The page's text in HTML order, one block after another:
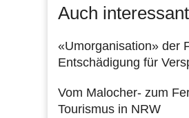
Auch interessant
«Umorganisation» der
Entschädigung für
Vom Malocher- zum
Tourismus in NRW